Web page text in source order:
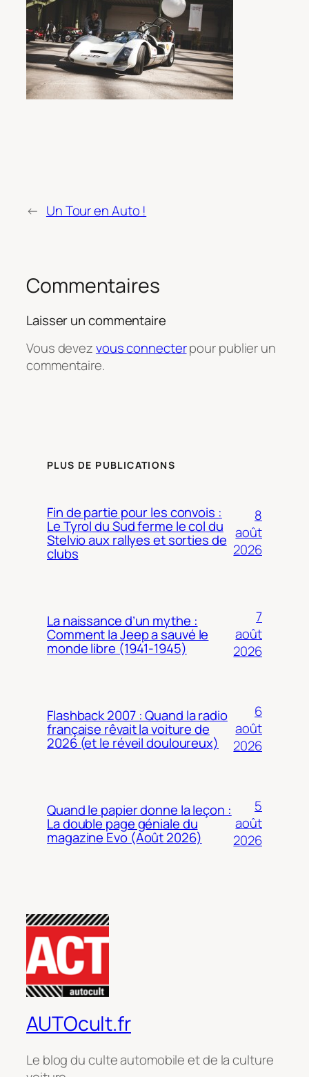
← Un Tour en Auto !
Commentaires
Laisser un commentaire
Vous devezvous connecterpour publier un
commentaire.
PLUS DE PUBLICATIONS
Fin de partie pour les convois :
Le Tyrol du Sud ferme le col du
Stelvio aux rallyes et sorties de
clubs
8
août
2026
La naissance d’un mythe :
Comment la Jeep a sauvé le
monde libre (1941-1945)
7
août
2026
Flashback 2007 : Quand la radio
française rêvait la voiture de
2026 (et le réveil douloureux)
6
août
2026
Quand le papier donne la leçon :
La double page géniale du
magazine Evo (Août 2026)
5
août
2026
AUTOcult.fr
Le blog du culte automobile et de la culture